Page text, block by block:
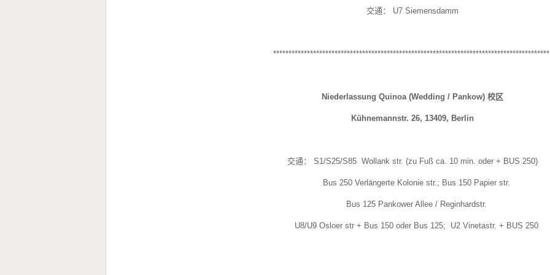
交通： U7 Siemensdamm
Niederlassung Quinoa (Wedding / Pankow) 校区
Kühnemannstr. 26, 13409, Berlin
交通： S1/S25/S85 Wollank str. (zu Fuß ca. 10 min. oder + BUS 250)
Bus 250 Verlängerte Kolonie str.; Bus 150 Papier str.
Bus 125 Pankower Allee / Reginhardstr.
U8/U9 Osloer str + Bus 150 oder Bus 125; U2 Vinetastr. + BUS 250